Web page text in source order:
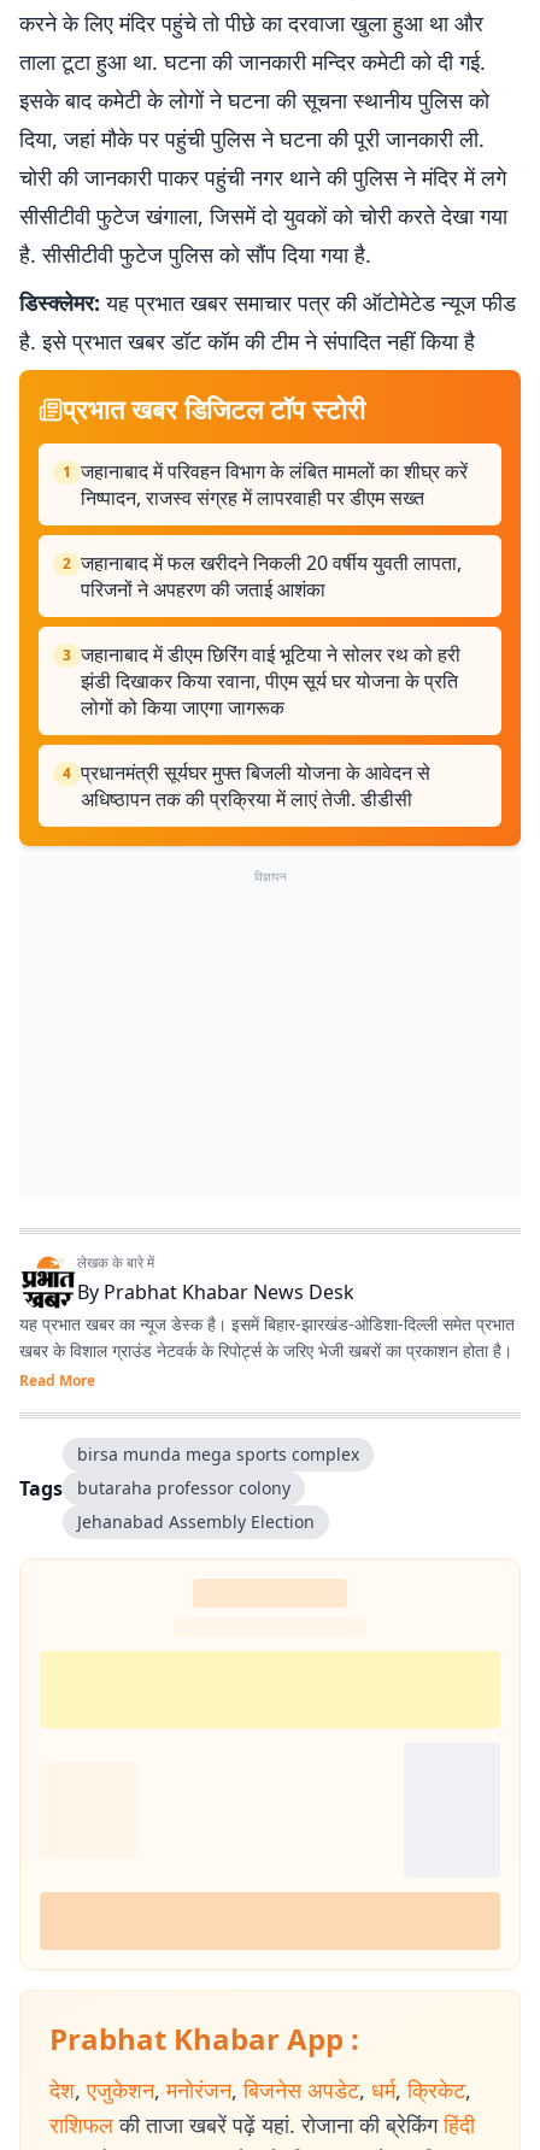
करने के लिए मंदिर पहुंचे तो पीछे का दरवाजा खुला हुआ था और
ताला टूटा हुआ था. घटना की जानकारी मन्दिर कमेटी को दी गई.
इसके बाद कमेटी के लोगों ने घटना की सूचना स्थानीय पुलिस को
दिया, जहां मौके पर पहुंची पुलिस ने घटना की पूरी जानकारी ली.
चोरी की जानकारी पाकर पहुंची नगर थाने की पुलिस ने मंदिर में लगे
सीसीटीवी फुटेज खंगाला, जिसमें दो युवकों को चोरी करते देखा गया
है. सीसीटीवी फुटेज पुलिस को सौंप दिया गया है.
डिस्क्लेमर: यह प्रभात खबर समाचार पत्र की ऑटोमेटेड न्यूज फीड
है. इसे प्रभात खबर डॉट कॉम की टीम ने संपादित नहीं किया है
प्रभात खबर डिजिटल टॉप स्टोरी
1 जहानाबाद में परिवहन विभाग के लंबित मामलों का शीघ्र करें
निष्पादन, राजस्व संग्रह में लापरवाही पर डीएम सख्त
2 जहानाबाद में फल खरीदने निकली 20 वर्षीय युवती लापता,
परिजनों ने अपहरण की जताई आशंका
3 जहानाबाद में डीएम छिरिंग वाई भूटिया ने सोलर रथ को हरी
झंडी दिखाकर किया रवाना, पीएम सूर्य घर योजना के प्रति
लोगों को किया जाएगा जागरूक
4 प्रधानमंत्री सूर्यघर मुफ्त बिजली योजना के आवेदन से
अधिष्ठापन तक की प्रक्रिया में लाएं तेजी. डीडीसी
विज्ञापन
लेखक के बारे में
By Prabhat Khabar News Desk
यह प्रभात खबर का न्यूज डेस्क है। इसमें बिहार-झारखंड-ओडिशा-दिल्‍ली समेत प्रभात
खबर के विशाल ग्राउंड नेटवर्क के रिपोर्ट्स के जरिए भेजी खबरों का प्रकाशन होता है।
Read More
Tags
birsa munda mega sports complex
butaraha professor colony
Jehanabad Assembly Election
Prabhat Khabar App :
देश, एजुकेशन, मनोरंजन, बिजनेस अपडेट, धर्म, क्रिकेट,
राशिफल की ताजा खबरें पढ़ें यहां. रोजाना की ब्रेकिंग हिंदी